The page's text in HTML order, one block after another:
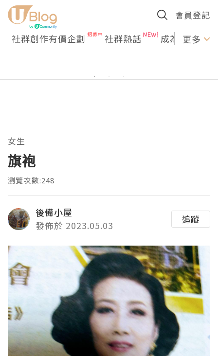
會員登記
社群創作有價企劃 社群熱話 成為U更多
女生
旗袍
瀏覽次數:248
後備小屋
發佈於 2023.05.03
追蹤